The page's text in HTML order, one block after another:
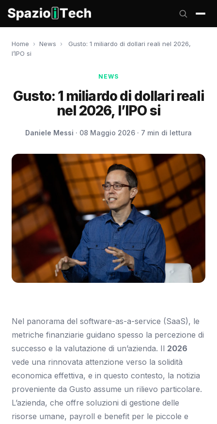
Home › News ›
Gusto: 1 miliardo di dollari reali nel 2026,
l’IPO si
NEWS
Gusto: 1 miliardo di dollari reali
nel 2026, l’IPO si
Daniele Messi · 08 Maggio 2026 · 7 min di lettura
Nel panorama del software-as-a-service (SaaS), le
metriche finanziarie guidano spesso la percezione di
successo e la valutazione di un’azienda. Il 2026
vede una rinnovata attenzione verso la solidità
economica effettiva, e in questo contesto, la notizia
proveniente da Gusto assume un rilievo particolare.
L’azienda, che offre soluzioni di gestione delle
risorse umane, payroll e benefit per le piccole e